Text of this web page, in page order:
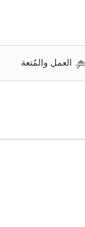
العمل والمُتعة